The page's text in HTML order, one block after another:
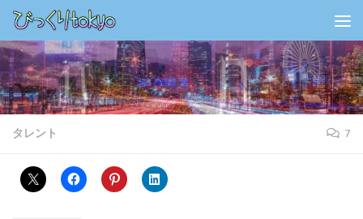
コンテンツの下
タレント 7